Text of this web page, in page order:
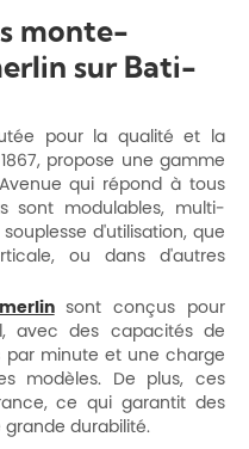
monte-
sur Bati-
pour la qualité et la
propose une gamme
qui répond à tous
sont modulables, multi-
d'utilisation, que
ou dans d'autres
sont conçus pour
avec des capacités de
par minute et une charge
modèles. De plus, ces
ce qui garantit des
durabilité.